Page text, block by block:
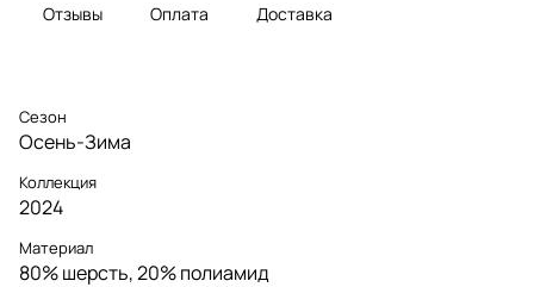
Отзывы Оплата Доставка
Сезон
Осень-Зима
Коллекция
2024
Материал
80% шерсть, 20% полиамид